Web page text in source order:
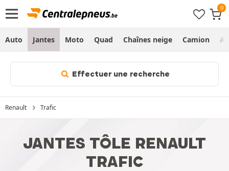
Auto Jantes Moto Quad Chaînes neige Camion
Effectuer une recherche
Renault Trafic
JANTES TÔLE RENAULT
TRAFIC